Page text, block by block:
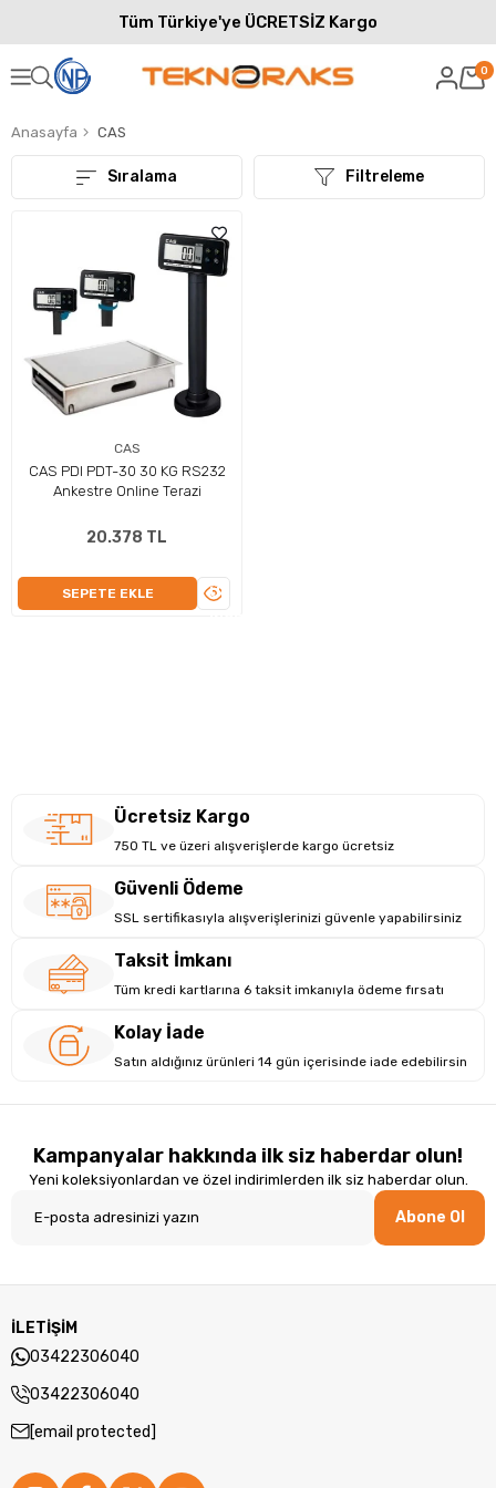
Tüm Türkiye'ye ÜCRETSİZ Kargo
0
Anasayfa CAS
Filtreleme
Sıralama
CAS
CAS PDI PDT-30 30 KG RS232
Ankestre Online Terazi
20.378 TL
SEPETE EKLE
ÜRÜNÜ
Ücretsiz Kargo
750 TL ve üzeri alışverişlerde kargo ücretsiz
Güvenli Ödeme
SSL sertifikasıyla alışverişlerinizi güvenle yapabilirsiniz
Taksit İmkanı
Tüm kredi kartlarına 6 taksit imkanıyla ödeme fırsatı
Kolay İade
Satın aldığınız ürünleri 14 gün içerisinde iade edebilirsin
Kampanyalar hakkında ilk siz haberdar olun!
Yeni koleksiyonlardan ve özel indirimlerden ilk siz haberdar olun.
Abone Ol
İLETİŞİM
03422306040
03422306040
[email protected]